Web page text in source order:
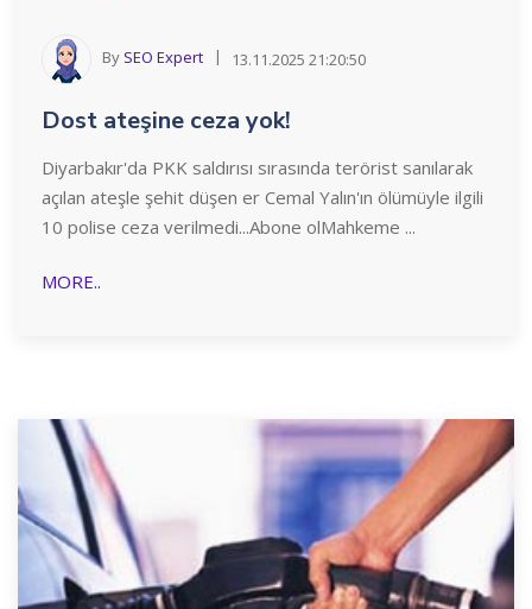
By SEO Expert 13.11.2025 21:20:50
Dost ateşine ceza yok!
Diyarbakır'da PKK saldırısı sırasında terörist sanılarak
açılan ateşle şehit düşen er Cemal Yalın'ın ölümüyle ilgili
10 polise ceza verilmedi...Abone olMahkeme ...
MORE..